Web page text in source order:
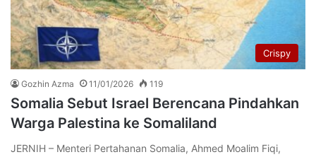
Crispy
Gozhin Azma 11/01/2026 119
Somalia Sebut Israel Berencana Pindahkan
Warga Palestina ke Somaliland
JERNIH – Menteri Pertahanan Somalia, Ahmed Moalim Fiqi,